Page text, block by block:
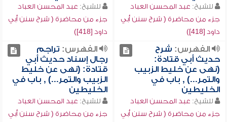
للشيخ: عبد المحسن العباد
جزء من محاضرة ( شرح سنن أبي
داود [418])
للشيخ: عبد المحسن العباد
جزء من محاضرة ( شرح سنن أبي
داود [418])
الفهرس: شرح
حديث أبي قتادة:
(نهى عن خليط الزبيب
والتمر...) , باب في
الخليطين
للشيخ: عبد المحسن العباد
جزء من محاضرة ( شرح سنن أبي
الفهرس: تراجم
رجال إسناد حديث أبي
قتادة: (نهى عن خليط
الزبيب والتمر...) , باب في
الخليطين
للشيخ: عبد المحسن العباد
جزء من محاضرة ( شرح سنن أبي